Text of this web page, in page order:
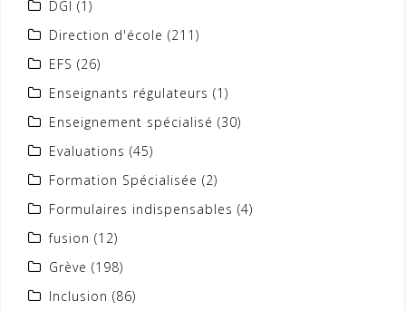
DGI (1)
Direction d'école (211)
EFS (26)
Enseignants régulateurs (1)
Enseignement spécialisé (30)
Evaluations (45)
Formation Spécialisée (2)
Formulaires indispensables (4)
fusion (12)
Grève (198)
Inclusion (86)